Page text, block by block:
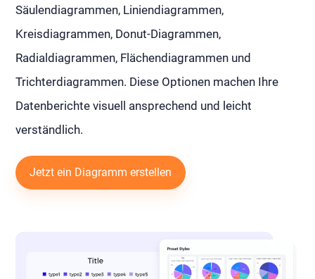
Säulendiagrammen, Liniendiagrammen,
Kreisdiagrammen, Donut-Diagrammen,
Radialdiagrammen, Flächendiagrammen und
Trichterdiagrammen. Diese Optionen machen Ihre
Datenberichte visuell ansprechend und leicht
verständlich.
Jetzt ein Diagramm erstellen